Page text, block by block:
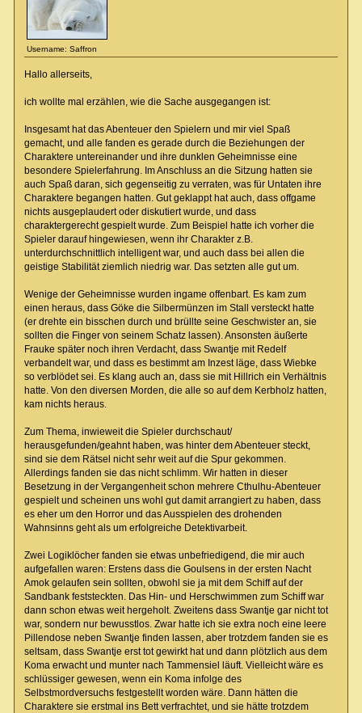
Username: Saffron
Hallo allerseits,
ich wollte mal erzählen, wie die Sache ausgegangen ist:
Insgesamt hat das Abenteuer den Spielern und mir viel Spaß
gemacht, und alle fanden es gerade durch die Beziehungen der
Charaktere untereinander und ihre dunklen Geheimnisse eine
besondere Spielerfahrung. Im Anschluss an die Sitzung hatten sie
auch Spaß daran, sich gegenseitig zu verraten, was für Untaten ihre
Charaktere begangen hatten. Gut geklappt hat auch, dass offgame
nichts ausgeplaudert oder diskutiert wurde, und dass
charaktergerecht gespielt wurde. Zum Beispiel hatte ich vorher die
Spieler darauf hingewiesen, wenn ihr Charakter z.B.
unterdurchschnittlich intelligent war, und auch dass bei allen die
geistige Stabilität ziemlich niedrig war. Das setzten alle gut um.
Wenige der Geheimnisse wurden ingame offenbart. Es kam zum
einen heraus, dass Göke die Silbermünzen im Stall versteckt hatte
(er drehte ein bisschen durch und brüllte seine Geschwister an, sie
sollten die Finger von seinem Schatz lassen). Ansonsten äußerte
Frauke später noch ihren Verdacht, dass Swantje mit Redelf
verbandelt war, und dass es bestimmt am Inzest läge, dass Wiebke
so verblödet sei. Es klang auch an, dass sie mit Hillrich ein Verhältnis
hatte. Von den diversen Morden, die alle so auf dem Kerbholz hatten,
kam nichts heraus.
Zum Thema, inwieweit die Spieler durchschaut/
herausgefunden/geahnt haben, was hinter dem Abenteuer steckt,
sind sie dem Rätsel nicht sehr weit auf die Spur gekommen.
Allerdings fanden sie das nicht schlimm. Wir hatten in dieser
Besetzung in der Vergangenheit schon mehrere Cthulhu-Abenteuer
gespielt und scheinen uns wohl gut damit arrangiert zu haben, dass
es eher um den Horror und das Ausspielen des drohenden
Wahnsinns geht als um erfolgreiche Detektivarbeit.
Zwei Logiklöcher fanden sie etwas unbefriedigend, die mir auch
aufgefallen waren: Erstens dass die Goulsens in der ersten Nacht
Amok gelaufen sein sollten, obwohl sie ja mit dem Schiff auf der
Sandbank feststeckten. Das Hin- und Herschwimmen zum Schiff war
dann schon etwas weit hergeholt. Zweitens dass Swantje gar nicht tot
war, sondern nur bewusstlos. Zwar hatte ich sie extra noch eine leere
Pillendose neben Swantje finden lassen, aber trotzdem fanden sie es
seltsam, dass Swantje erst tot gewirkt hat und dann plötzlich aus dem
Koma erwacht und munter nach Tammensiel läuft. Vielleicht wäre es
schlüssiger gewesen, wenn ein Koma infolge des
Selbstmordversuchs festgestellt worden wäre. Dann hätten die
Charaktere sie erstmal ins Bett verfrachtet, und sie hätte trotzdem